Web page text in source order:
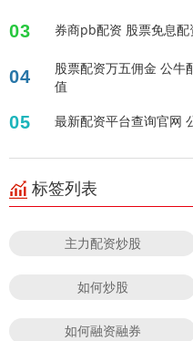
03 券商pb配资 股票免息配
04
股票配资万五佣金 公牛
值
05 最新配资平台查询官网
标签列表
主力配资炒股
如何炒股
如何融资融券